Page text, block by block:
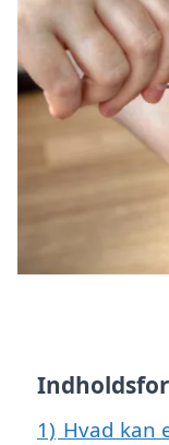
1) Hvad kan